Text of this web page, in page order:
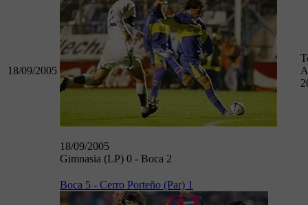
18/09/2005
18/09/2005
Gimnasia (LP) 0 - Boca 2
Boca 5 - Cerro Porteño (Par) 1